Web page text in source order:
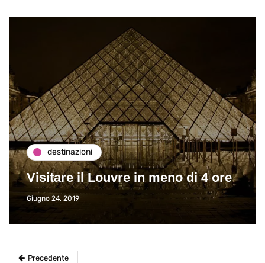
destinazioni
Visitare il Louvre in meno di 4 ore
Giugno 24, 2019
Precedente